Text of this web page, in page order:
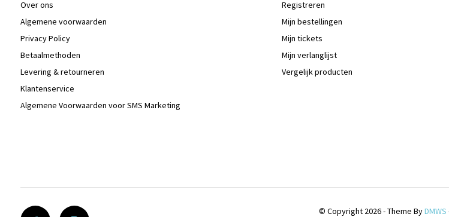
Over ons
Algemene voorwaarden
Privacy Policy
Betaalmethoden
Levering & retourneren
Klantenservice
Algemene Voorwaarden voor SMS Marketing
Registreren
Mijn bestellingen
Mijn tickets
Mijn verlanglijst
Vergelijk producten
© Copyright 2026 - Theme ByDMWS